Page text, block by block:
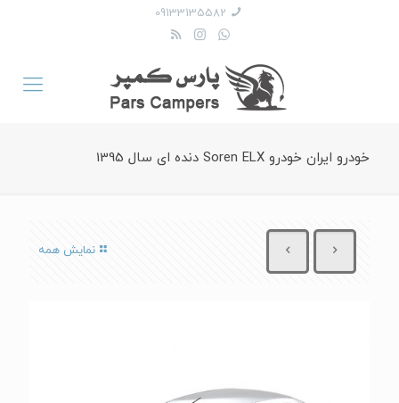
09133135582
خودرو ایران خودرو Soren ELX دنده ای سال 1395
نمایش همه